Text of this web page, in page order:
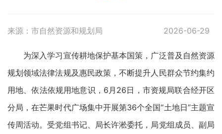
来源：市自然资源和规划局 2026-06-29
为深入学习宣传耕地保护基本国策，广泛普及自然资源
规划领域法律法规及惠民政策，不断提升人民群众节约集约
用地、依法依规用地意识，6月26日，市资规局联合经开区
分局，在芒果时代广场集中开展第36个全国“土地日”主题宣
传周活动。受党组书记、局长许淞委托，局党组成员、副局